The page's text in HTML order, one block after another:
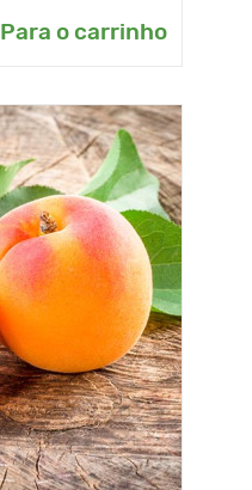
Para o carrinho